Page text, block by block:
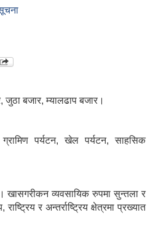
बजार, म्यालढाप बजार।
ग्रामिण पर्यटन, खेल पर्यटन, साहसिक
खासगरीकन व्यवसायिक रुपमा सुन्तला र
र अन्तर्राष्ट्रिय क्षेत्रमा प्रख्यात